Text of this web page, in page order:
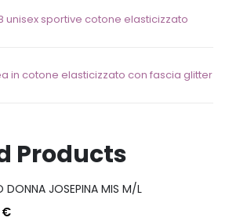
unisex sportive cotone elasticizzato
in cotone elasticizzato con fascia glitter
Products
DONNA JOSEPINA MIS M/L
€